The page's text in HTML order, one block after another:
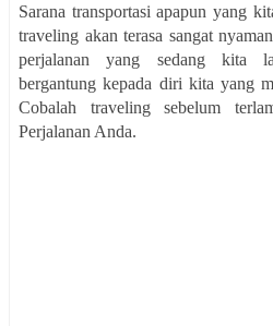
Sarana transportasi apapun yang
traveling akan terasa sangat
perjalanan yang sedang kita
bergantung kepada diri kita yang
Cobalah traveling sebelum
Perjalanan Anda.